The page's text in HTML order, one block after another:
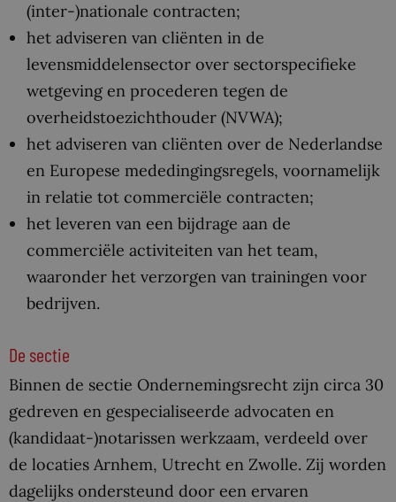
(inter-)nationale contracten;
het adviseren van cliënten in de
levensmiddelensector over sectorspecifieke
wetgeving en procederen tegen de
overheidstoezichthouder (NVWA);
het adviseren van cliënten over de Nederlandse
en Europese mededingingsregels, voornamelijk
in relatie tot commerciële contracten;
het leveren van een bijdrage aan de
commerciële activiteiten van het team,
waaronder het verzorgen van trainingen voor
bedrijven.
De sectie
Binnen de sectie Ondernemingsrecht zijn circa 30
gedreven en gespecialiseerde advocaten en
(kandidaat-)notarissen werkzaam, verdeeld over
de locaties Arnhem, Utrecht en Zwolle. Zij worden
dagelijks ondersteund door een ervaren